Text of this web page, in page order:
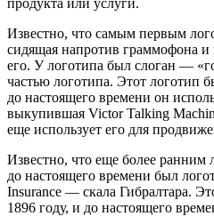
Известно, что самым первым
сидящая напротив граммофона
его. У логотипа был слоган —
частью логотипа. Этот логотип
до настоящего времени он
выкупившая Victor Talking
еще использует его для
Известно, что еще более ранним
до настоящего времени был
Insurance — скала Гибралтара.
1896 году, и до настоящего